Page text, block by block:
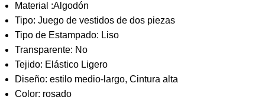
Material :Algodón
Tipo: Juego de vestidos de dos piezas
Tipo de Estampado: Liso
Transparente: No
Tejido: Elástico Ligero
Diseño: estilo medio-largo, Cintura alta
Color: rosado